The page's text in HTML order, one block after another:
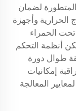
لضمان
الحرارية وأجهزة
الحمراء
أنظمة التحكم
طوال دورة
إمكانيات
المعالجة